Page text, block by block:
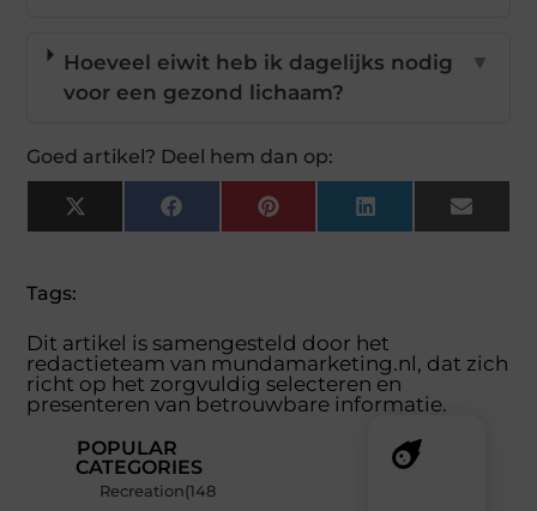
Hoeveel eiwit heb ik dagelijks nodig
voor een gezond lichaam?
▼
Goed artikel? Deel hem dan op:
X
(Twitter)
FacebookPinterestLinkedInEmail
Tags:
Dit artikel is samengesteld door het
redactieteam van mundamarketing.nl, dat zich
richt op het zorgvuldig selecteren en
presenteren van betrouwbare informatie.
POPULAR
CATEGORIES
Recreation(148